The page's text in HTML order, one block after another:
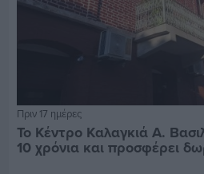
Πριν 17 ημέρες
Το Κέντρο Καλαγκιά Α.
10 χρόνια και προσφέρει